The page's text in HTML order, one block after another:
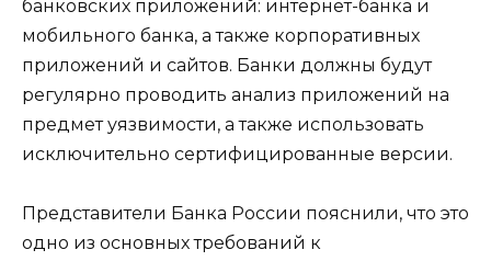
банковских приложений: интернет-банка и
мобильного банка, а также корпоративных
приложений и сайтов. Банки должны будут
регулярно проводить анализ приложений на
предмет уязвимости, а также использовать
исключительно сертифицированные версии.
Представители Банка России пояснили, что это
одно из основных требований к